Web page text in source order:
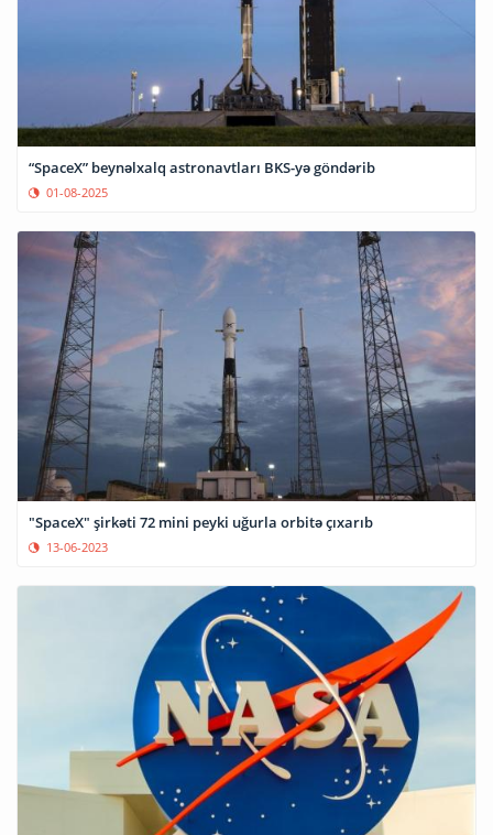
“SpaceX” beynəlxalq astronavtları BKS-yə göndərib
01-08-2025
"SpaceX" şirkəti 72 mini peyki uğurla orbitə çıxarıb
13-06-2023